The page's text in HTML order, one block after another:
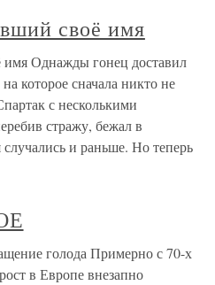
своё имя
имя Однажды гонец доставил
которое сначала никто не
с несколькими
стражу, бежал в
и раньше. Но теперь
голода Примерно с 70-х
в Европе внезапно